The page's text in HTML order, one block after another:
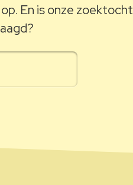
En is onze zoektocht